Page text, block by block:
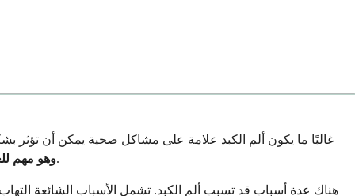
غالبًا ما يكون ألم الكبد علامة على مشاكل صحية يمكن أن
وهو مهم، مثل إزالة السموم، وتكسير الطعام، وإنتاج الصفراء. عندما يصاب الكبد بالتهاب أو ألم، قد تشعر بألم في هذه المنطقة.
هناك عدة أسباب قد تسبب ألم الكبد. تشمل الأسباب الشائعة